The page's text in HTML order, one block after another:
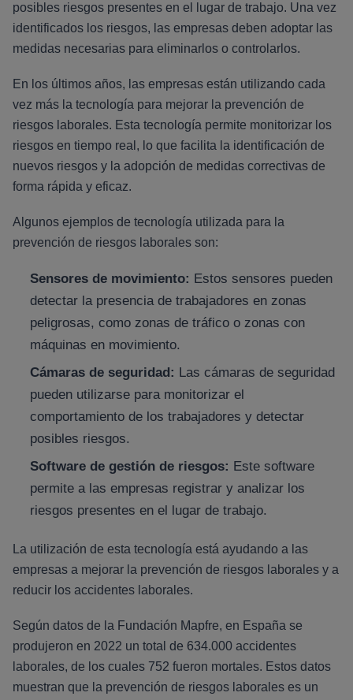
posibles riesgos presentes en el lugar de trabajo. Una vez
identificados los riesgos, las empresas deben adoptar las
medidas necesarias para eliminarlos o controlarlos.
En los últimos años, las empresas están utilizando cada
vez más la tecnología para mejorar la prevención de
riesgos laborales. Esta tecnología permite monitorizar los
riesgos en tiempo real, lo que facilita la identificación de
nuevos riesgos y la adopción de medidas correctivas de
forma rápida y eficaz.
Algunos ejemplos de tecnología utilizada para la
prevención de riesgos laborales son:
Sensores de movimiento: Estos sensores pueden
detectar la presencia de trabajadores en zonas
peligrosas, como zonas de tráfico o zonas con
máquinas en movimiento.
Cámaras de seguridad: Las cámaras de seguridad
pueden utilizarse para monitorizar el
comportamiento de los trabajadores y detectar
posibles riesgos.
Software de gestión de riesgos: Este software
permite a las empresas registrar y analizar los
riesgos presentes en el lugar de trabajo.
La utilización de esta tecnología está ayudando a las
empresas a mejorar la prevención de riesgos laborales y a
reducir los accidentes laborales.
Según datos de la Fundación Mapfre, en España se
produjeron en 2022 un total de 634.000 accidentes
laborales, de los cuales 752 fueron mortales. Estos datos
muestran que la prevención de riesgos laborales es un